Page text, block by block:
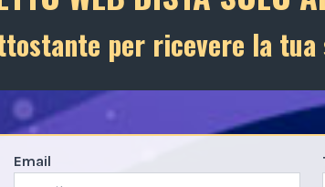
per ricevere la tua
Email